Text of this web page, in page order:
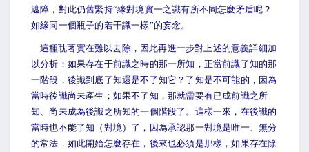
遮障，對此仍舊緊持“緣對境實一之識有所不同怎麼矛盾呢？
如緣同一個瓶子的若干識一樣”的妄念。
這種耽著實在難以去除，因此再進一步對上述的意義詳細加
以分析：如果存在于前識之時的那一所知，正當前識了知的那
一階段，後識到底了知還是不了知它？了知是不可能的，因為
當時後識尚未產生；如果不了知，那就需要有已成前識之所
知、尚未成為後識之所知的一個階段了。這樣一來，在後識的
當時也不能了知（對境）了，因為承認那一對境是唯一、無分
的常法，如此開始怎麼存在，後來也必須是那樣，如果存在除